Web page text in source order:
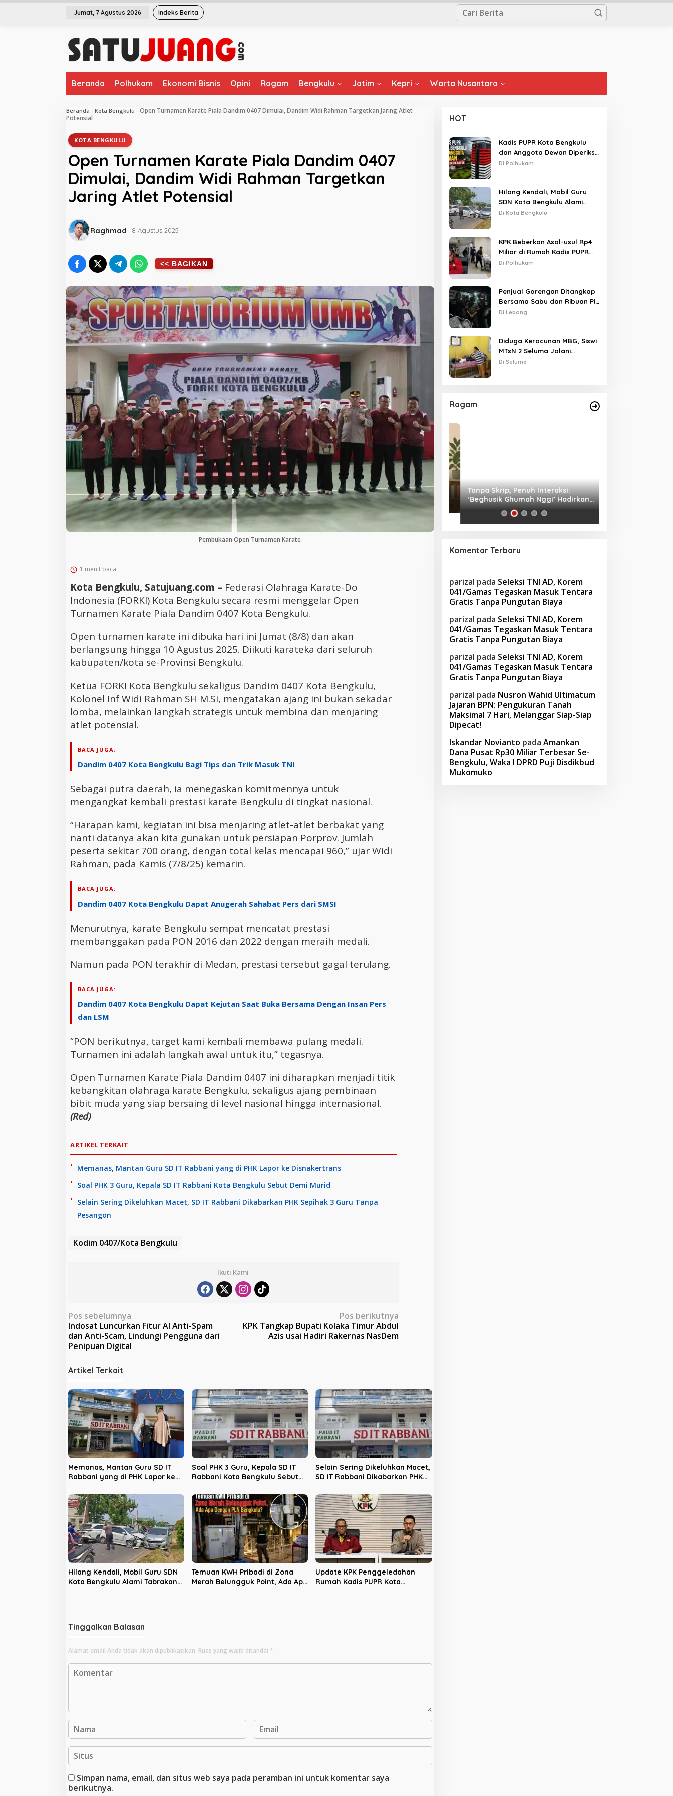
L
Jumat, 7 Agustus 2026 Indeks Berita
Beranda Polhukam Ekonomi Bisnis Opini Ragam Bengkulu Jatim Kepri Warta Nusantara
Beranda - Kota Bengkulu - Open Turnamen Karate Piala Dandim 0407 Dimulai, Dandim Widi Rahman Targetkan Jaring Atlet
Potensial
KOTA BENGKULU
Open Turnamen Karate Piala Dandim 0407
Dimulai, Dandim Widi Rahman Targetkan
Jaring Atlet Potensial
Raghmad 8 Agustus 2025
Pembukaan Open Turnamen Karate
1 menit baca
Kota Bengkulu, Satujuang.com – Federasi Olahraga Karate-Do
Indonesia (FORKI) Kota Bengkulu secara resmi menggelar Open
Turnamen Karate Piala Dandim 0407 Kota Bengkulu.
Open turnamen karate ini dibuka hari ini Jumat (8/8) dan akan
berlangsung hingga 10 Agustus 2025. Diikuti karateka dari seluruh
kabupaten/kota se-Provinsi Bengkulu.
Ketua FORKI Kota Bengkulu sekaligus Dandim 0407 Kota Bengkulu,
Kolonel Inf Widi Rahman SH M.Si, mengatakan ajang ini bukan sekadar
lomba, melainkan langkah strategis untuk membina dan menjaring
atlet potensial.
BACA JUGA:
Dandim 0407 Kota Bengkulu Bagi Tips dan Trik Masuk TNI
Sebagai putra daerah, ia menegaskan komitmennya untuk
mengangkat kembali prestasi karate Bengkulu di tingkat nasional.
“Harapan kami, kegiatan ini bisa menjaring atlet-atlet berbakat yang
nanti datanya akan kita gunakan untuk persiapan Porprov. Jumlah
peserta sekitar 700 orang, dengan total kelas mencapai 960,” ujar Widi
Rahman, pada Kamis (7/8/25) kemarin.
BACA JUGA:
Dandim 0407 Kota Bengkulu Dapat Anugerah Sahabat Pers dari SMSI
Menurutnya, karate Bengkulu sempat mencatat prestasi
membanggakan pada PON 2016 dan 2022 dengan meraih medali.
Namun pada PON terakhir di Medan, prestasi tersebut gagal terulang.
BACA JUGA:
Dandim 0407 Kota Bengkulu Dapat Kejutan Saat Buka Bersama Dengan Insan Pers
dan LSM
“PON berikutnya, target kami kembali membawa pulang medali.
Turnamen ini adalah langkah awal untuk itu,” tegasnya.
Open Turnamen Karate Piala Dandim 0407 ini diharapkan menjadi titik
kebangkitan olahraga karate Bengkulu, sekaligus ajang pembinaan
bibit muda yang siap bersaing di level nasional hingga internasional.
(Red)
ARTIKEL TERKAIT
Memanas, Mantan Guru SD IT Rabbani yang di PHK Lapor ke Disnakertrans
Soal PHK 3 Guru, Kepala SD IT Rabbani Kota Bengkulu Sebut Demi Murid
Selain Sering Dikeluhkan Macet, SD IT Rabbani Dikabarkan PHK Sepihak 3 Guru Tanpa
Pesangon
Kodim 0407/Kota Bengkulu
Ikuti Kami
N
a
v
g
a
s
i
p
o
s
Pos sebelumnya
Indosat Luncurkan Fitur AI Anti-Spam
dan Anti-Scam, Lindungi Pengguna dari
Penipuan Digital
Pos berikutnya
KPK Tangkap Bupati Kolaka Timur Abdul
Azis usai Hadiri Rakernas NasDem
Artikel Terkait
Memanas, Mantan Guru SD IT
Rabbani yang di PHK Lapor ke
Soal PHK 3 Guru, Kepala SD IT
Rabbani Kota Bengkulu Sebut
Selain Sering Dikeluhkan Macet,
SD IT Rabbani Dikabarkan PHK
Hilang Kendali, Mobil Guru SDN
Kota Bengkulu Alami Tabrakan
Temuan KWH Pribadi di Zona
Merah Belungguk Point, Ada Apa
Update KPK Penggeledahan
Rumah Kadis PUPR Kota
Tinggalkan Balasan
Alamat email Anda tidak akan dipublikasikan. Ruas yang wajib ditandai *
Simpan nama, email, dan situs web saya pada peramban ini untuk komentar saya
berikutnya.
HOT
Kadis PUPR Kota Bengkulu
dan Anggota Dewan Diperiksa
KPK Hari Ini
Di Polhukam
Hilang Kendali, Mobil Guru
SDN Kota Bengkulu Alami
Tabrakan Beruntun di Lampu
Di Kota Bengkulu
KPK Beberkan Asal-usul Rp4
Miliar di Rumah Kadis PUPR
Kota Bengkulu
Di Polhukam
Penjual Gorengan Ditangkap
Bersama Sabu dan Ribuan Pil,
Nama Oknum APH Disebut
Di Lebong
Diduga Keracunan MBG, Siswi
MTsN 2 Seluma Jalani
Perawatan Intensif di RSUD
Di Seluma
Ragam
Cara Efektif Mengelola Waktu untuk
Produktivitas Maksimal
Tanpa Skrip, Penuh Interaksi:
‘Beghusik Ghumah Nggi’ Hadirkan
Ruang Digital Seperti Rumah Sendiri
Komentar Terbaru
parizal pada Seleksi TNI AD, Korem
041/Gamas Tegaskan Masuk Tentara
Gratis Tanpa Pungutan Biaya
parizal pada Seleksi TNI AD, Korem
041/Gamas Tegaskan Masuk Tentara
Gratis Tanpa Pungutan Biaya
parizal pada Seleksi TNI AD, Korem
041/Gamas Tegaskan Masuk Tentara
Gratis Tanpa Pungutan Biaya
parizal pada Nusron Wahid Ultimatum
Jajaran BPN: Pengukuran Tanah
Maksimal 7 Hari, Melanggar Siap-Siap
Dipecat!
Iskandar Novianto pada Amankan
Dana Pusat Rp30 Miliar Terbesar Se-
Bengkulu, Waka I DPRD Puji Disdikbud
Mukomuko